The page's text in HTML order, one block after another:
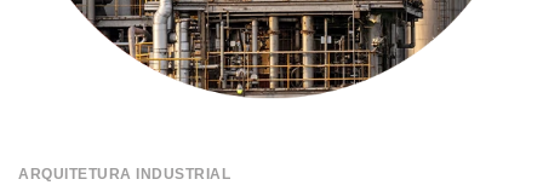
ARQUITETURA INDUSTRIAL